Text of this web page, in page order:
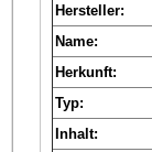
Hersteller:
Name:
Herkunft:
Typ:
Inhalt: